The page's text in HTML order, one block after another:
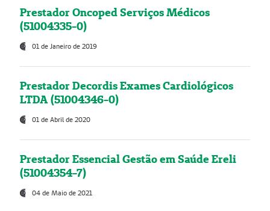
Prestador Oncoped Serviços Médicos
(51004335-0)
01 de Janeiro de 2019
Prestador Decordis Exames Cardiológicos
LTDA (51004346-0)
01 de Abril de 2020
Prestador Essencial Gestão em Saúde Ereli
(51004354-7)
04 de Maio de 2021